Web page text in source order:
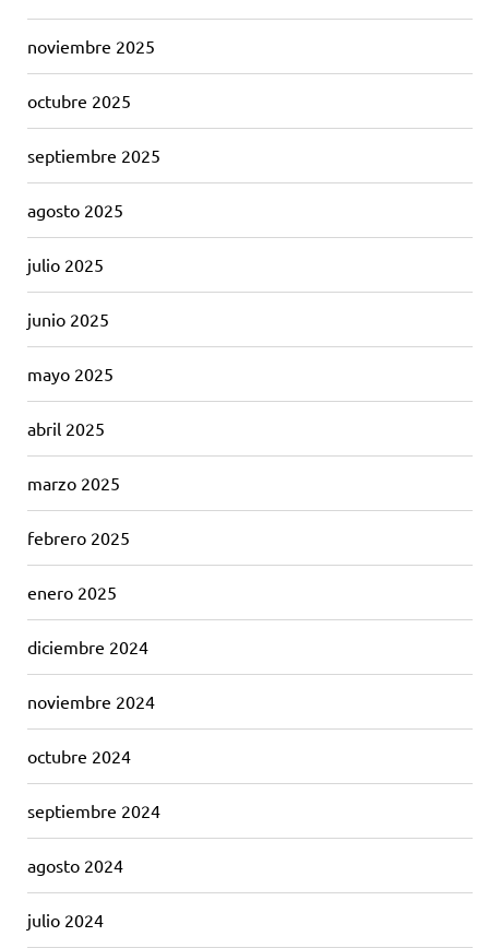
noviembre 2025
octubre 2025
septiembre 2025
agosto 2025
julio 2025
junio 2025
mayo 2025
abril 2025
marzo 2025
febrero 2025
enero 2025
diciembre 2024
noviembre 2024
octubre 2024
septiembre 2024
agosto 2024
julio 2024